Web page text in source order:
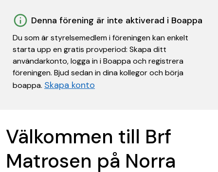
Denna förening är inte aktiverad i Boappa
Du som är styrelsemedlem i föreningen kan enkelt
starta upp en gratis provperiod: Skapa ditt
användarkonto, logga in i Boappa och registrera
föreningen. Bjud sedan in dina kollegor och börja
boappa. Skapa konto
Välkommen till Brf
Matrosen på Norra